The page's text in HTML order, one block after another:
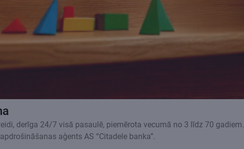
derīga 24/7 visā pasaulē, piemērota vecumā no 3 līdz 70 gadiem.
aģents AS “Citadele banka”.